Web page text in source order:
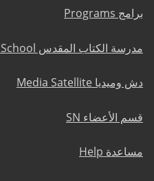
برامج Programs
مدرسة الكتاب المقدس Bible School
دش وميديا Media Satellite
قسم الأعضاء SN
مساعدة Help